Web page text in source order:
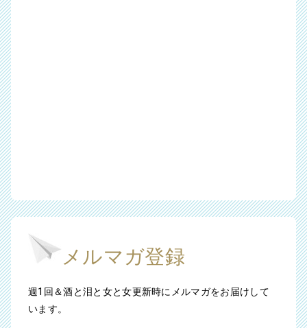
メルマガ登録
週1回＆酒と泪と女と女更新時にメルマガをお届けして
います。